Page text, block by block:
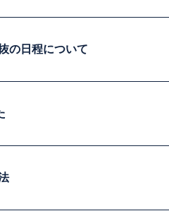
の日程について